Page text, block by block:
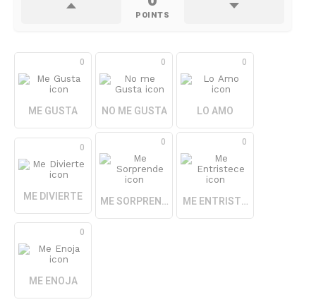
POINTS
0
ME GUSTA
0
NO ME GUSTA
0
LO AMO
0
ME DIVIERTE
0
ME SORPRENDE
0
ME ENTRISTECE
0
ME ENOJA